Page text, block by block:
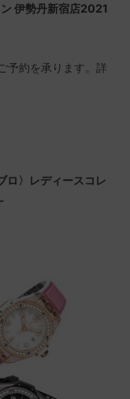
伊勢丹新宿店2021
予約を承ります。詳
ロ〉レディースコレ